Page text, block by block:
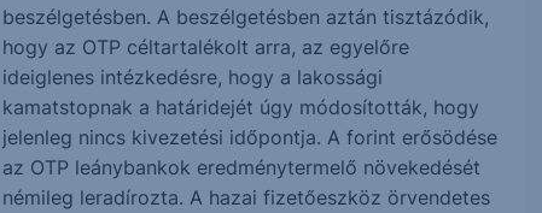
beszélgetésben. A beszélgetésben aztán tisztázódik,
hogy az OTP céltartalékolt arra, az egyelőre
ideiglenes intézkedésre, hogy a lakossági
kamatstopnak a határidejét úgy módosították, hogy
jelenleg nincs kivezetési időpontja. A forint erősödése
az OTP leánybankok eredménytermelő növekedését
némileg leradírozta. A hazai fizetőeszköz örvendetes